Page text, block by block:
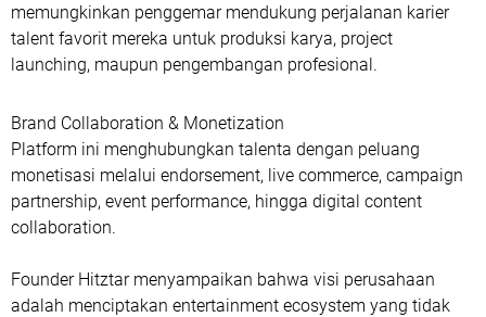
memungkinkan penggemar mendukung perjalanan karier
talent favorit mereka untuk produksi karya, project
launching, maupun pengembangan profesional.
Brand Collaboration & Monetization
Platform ini menghubungkan talenta dengan peluang
monetisasi melalui endorsement, live commerce, campaign
partnership, event performance, hingga digital content
collaboration.
Founder Hitztar menyampaikan bahwa visi perusahaan
adalah menciptakan entertainment ecosystem yang tidak